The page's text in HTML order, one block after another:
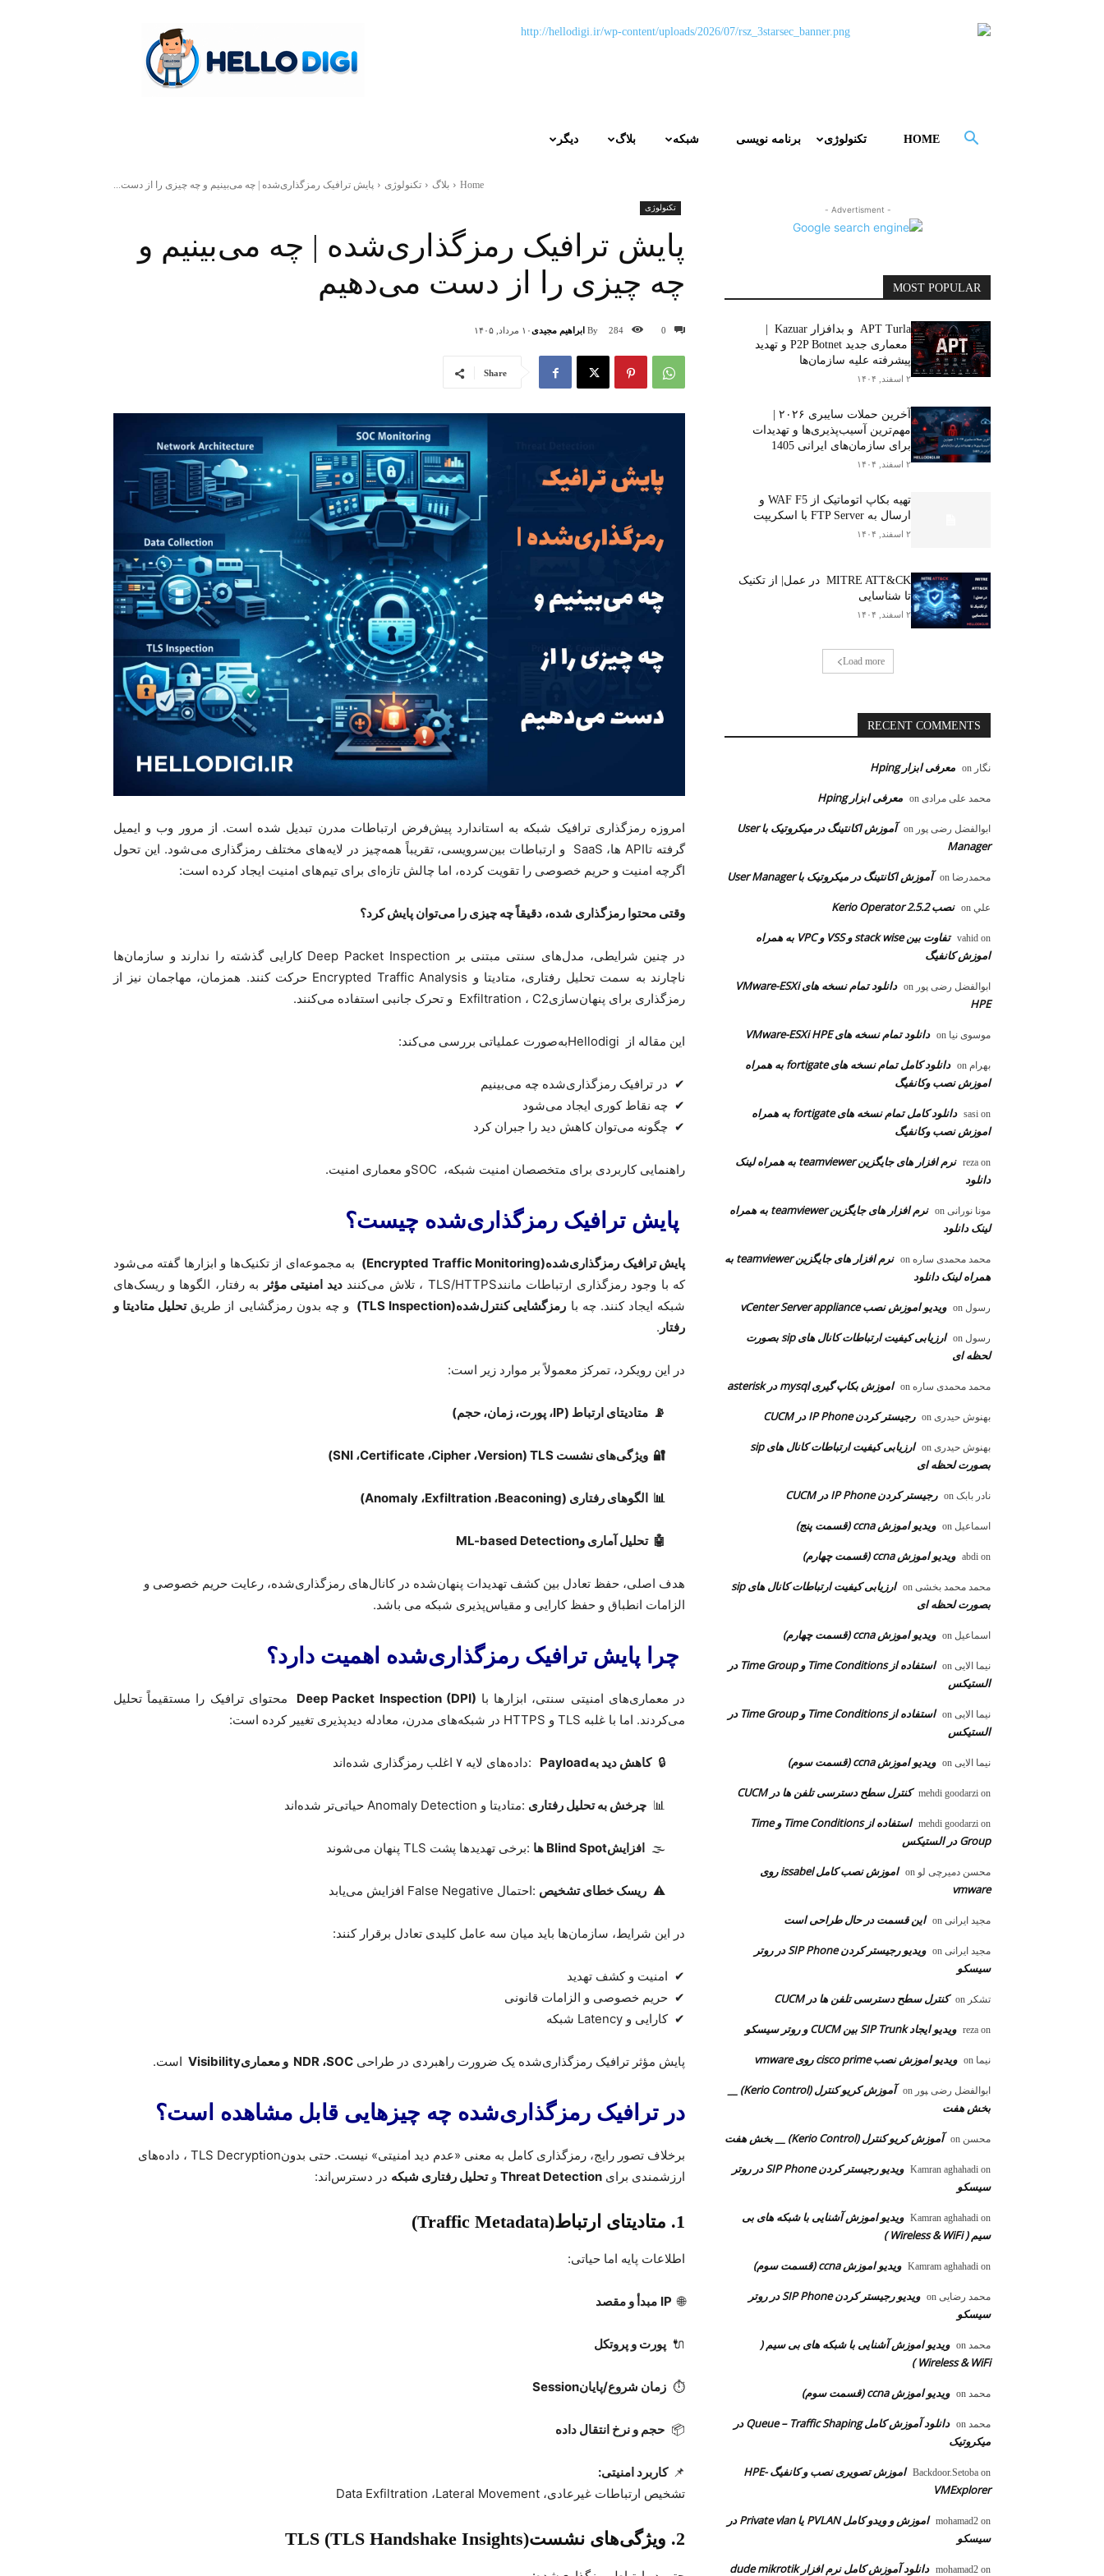
دیگر بلاگ شبکه برنامه نویسی تکنولوژی HOME
Home بلاگ تکنولوژی پایش ترافیک رمزگذاری‌شده | چه می‌بینیم و چه چیزی را از دست...
تکنولوژی
پایش ترافیک رمزگذاری‌شده | چه می‌بینیم و
چه چیزی را از دست می‌دهیم
By ابراهیم مجیدی۱۰ مرداد, ۱۴۰۵ 0
284
Share
امروزه رمزگذاری ترافیک شبکه به استاندارد پیش‌فرض ارتباطات مدرن تبدیل شده است. از مرور وب و ایمیل
گرفته تاAPI ها، SaaS
و ارتباطات بین‌سرویسی، تقریباً همه‌چیز در لایه‌های مختلف رمزگذاری می‌شود. این تحول
اگرچه امنیت و حریم خصوصی را تقویت کرده، اما چالش تازه‌ای برای تیم‌های امنیت ایجاد کرده است:
وقتی محتوا رمزگذاری شده، دقیقاً چه چیزی را می‌توان پایش کرد؟
در چنین شرایطی، مدل‌های سنتی مبتنی بر Deep Packet Inspectionکارایی گذشته را ندارند و سازمان‌ها
ناچارند به سمت تحلیل رفتاری، متادیتا و Encrypted Traffic Analysis حرکت کنند. همزمان، مهاجمان نیز از
رمزگذاری برای پنهان‌سازیC2 ، Exfiltration و تحرک جانبی استفاده می‌کنند.
این مقاله از Hellodigiبه‌صورت عملیاتی بررسی می‌کند:
✔ در ترافیک رمزگذاری‌شده چه می‌بینیم
✔ چه نقاط کوری ایجاد می‌شود
✔ چگونه می‌توان کاهش دید را جبران کرد
راهنمایی کاربردی برای متخصصان امنیت شبکه، SOCو معماری امنیت.
پایش ترافیک رمزگذاری‌شده چیست؟
پایش ترافیک رمزگذاری‌شده(Encrypted Traffic Monitoring) به مجموعه‌ای از تکنیک‌ها و ابزارها گفته می‌شود
که با وجود رمزگذاری ارتباطات مانندTLS/HTTPS ، تلاش می‌کننددید امنیتی مؤثر به رفتار، الگوها و ریسک‌های
شبکه ایجاد کنند. چه با رمزگشایی کنترل‌شده(TLS Inspection) و چه بدون رمزگشایی از طریقتحلیل متادیتا و
رفتار .
در این رویکرد، تمرکز معمولاً بر موارد زیر است:
📡 متادیتای ارتباط (
IP، پورت، زمان، حجم)
🔐 ویژگی‌های نشست TLS
(
Version، Cipher، Certificate، SNI
)
📊 الگوهای رفتاری (
Beaconing، Exfiltration، Anomaly
)
🤖 تحلیل آماری وML-based Detection
هدف اصلی، حفظ تعادل بین کشف تهدیدات پنهان‌شده در کانال‌های رمزگذاری‌شده، رعایت حریم خصوصی و
الزامات انطباق و حفظ کارایی و مقیاس‌پذیری شبکه می باشد.
چرا پایش ترافیک رمزگذاری‌شده اهمیت دارد؟
در معماری‌های امنیتی سنتی، ابزارها با Deep Packet Inspection (DPI)
محتوای ترافیک را مستقیماً تحلیل
می‌کردند. اما با غلبه TLS و HTTPS در شبکه‌های مدرن، معادله دیدپذیری تغییر کرده است:
🔒 کاهش دید بهPayload
:داده‌های لایه ۷ اغلب رمزگذاری شده‌اند
📊 چرخش به تحلیل رفتاری :متادیتا و Anomaly Detection حیاتی‌تر شده‌اند
🌫 افزایشBlind Spot ها :برخی تهدیدها پشت TLS پنهان می‌شوند
⚠ ریسک خطای تشخیص :احتمال False Negative افزایش می‌یابد
در این شرایط، سازمان‌ها باید میان سه عامل کلیدی تعادل برقرار کنند:
✔ امنیت و کشف تهدید
✔ حریم خصوصی و الزامات قانونی
✔ کارایی و Latency شبکه
پایش مؤثر ترافیک رمزگذاری‌شده یک ضرورت راهبردی در طراحی SOC، NDR و معماریVisibility است.
در ترافیک رمزگذاری‌شده چه چیزهایی قابل مشاهده است؟
برخلاف تصور رایج، رمزگذاری کامل به معنی «عدم دید امنیتی» نیست. حتی بدونTLS Decryption ، داده‌های
ارزشمندی برای Threat Detection وتحلیل رفتاری شبکه در دسترس‌اند:
1. متادیتای ارتباط (Traffic Metadata)
اطلاعات پایه اما حیاتی:
🌐
IP مبدأ و مقصد
🔌 پورت و پروتکل
⏱ زمان شروع/پایانSession
📦 حجم و نرخ انتقال داده
📌 کاربرد امنیتی:
تشخیص ارتباطات غیرعادی، Lateral Movement، Data Exfiltration
2
. ویژگی‌های نشستTLS (TLS Handshake Insights)
- Advertisment -
MOST POPULAR
معماری جدید P2P Botnet و تهدید
پیشرفته علیه سازمان‌ها
۲ اسفند, ۱۴۰۴
مهم‌ترین آسیب‌پذیری‌ها و تهدیدات
برای سازمان‌های ایرانی 1405
۲ اسفند, ۱۴۰۴
تهیه بکاپ اتوماتیک از WAF F5 و
ارسال به FTP Server با اسکریپت
۲ اسفند, ۱۴۰۴
MITRE ATT&CK در عمل| از تکنیک
تا شناسایی
۲ اسفند, ۱۴۰۴
Load more
RECENT COMMENTS
نگار معرفی ابزار Hping
محمد علی مرادی معرفی ابزار Hping
ابوالفضل رضی پور
آموزش اکانتینگ در میکروتیک با User
Manager
محمدرضا آموزش اکانتینگ در میکروتیک با User Manager
علي نصب Kerio Operator 2.5.2
vahid on
تفاوت بین stack wise و VSS و VPC به همراه
اموزش کانفیگ
ابوالفضل رضی پور
دانلود تمام نسخه های VMware-ESXi
HPE
موسوی نیا دانلود تمام نسخه های VMware-ESXi HPE
بهرام
دانلود کامل تمام نسخه های fortigate به همراه
اموزش نصب وکانفیگ
sasi on
دانلود کامل تمام نسخه های fortigate به همراه
اموزش نصب وکانفیگ
reza on
نرم افزار های جایگزین teamviewer به همراه لینک
دانلود
مونا نورانی
نرم افزار های جایگزین teamviewer به همراه
لینک دانلود
محمد محمدی ساره
نرم افزار های جایگزین teamviewer به
همراه لینک دانلود
رسول ویدیو اموزش نصب vCenter Server appliance
رسول
ارزیابی کیفیت ارتباطات کانال های sip بصورت
لحظه ای
محمد محمدی ساره اموزش بکاپ گیری mysql در asterisk
بهنوش حیدری رجیستر کردن IP Phone در CUCM
بهنوش حیدری
ارزیابی کیفیت ارتباطات کانال های sip
بصورت لحظه ای
نادر بابک رجیستر کردن IP Phone در CUCM
اسماعیل ویدیو اموزش ccna (قسمت پنج)
abdi on ویدیو اموزش ccna (قسمت چهارم)
محمد محمد بخشی
ارزیابی کیفیت ارتباطات کانال های sip
بصورت لحظه ای
اسماعیل ویدیو اموزش ccna (قسمت چهارم)
نیما الایی
استفاده از Time Conditions و Time Group در
الستیکس
نیما الایی
استفاده از Time Conditions و Time Group در
الستیکس
نیما الایی ویدیو اموزش ccna (قسمت سوم)
mehdi goodarzi on کنترل سطح دسترسی تلفن ها در CUCM
mehdi goodarzi on
استفاده از Time Conditions و Time
Group در الستیکس
محسن دمیرچی لو
اموزش نصب کامل issabel روی
vmware
مجید ایرانی این قسمت در حال طراحی است
مجید ایرانی
ویدیو رجیستر کردن SIP Phone در روتر
سیسکو
تشکر کنترل سطح دسترسی تلفن ها در CUCM
reza on ویدیو ایجاد SIP Trunk بین CUCM و روتر سیسکو
نیما ویدیو اموزش نصب cisco prime روی vmware
ابوالفضل رضی ‍‍پور
آموزش کریو کنترل (Kerio Control) __
بخش هفت
محسن آموزش کریو کنترل (Kerio Control) __ بخش هفت
Kamran aghahadi on
ویدیو رجیستر کردن SIP Phone در روتر
سیسکو
Kamran aghahadi on
ویدیو اموزش آشنایی با شبکه های بی
سیم ( Wireless & WiFi )
Kamram aghahadi on ویدیو اموزش ccna (قسمت سوم)
محمد رضایی
ویدیو رجیستر کردن SIP Phone در روتر
سیسکو
محمد
ویدیو اموزش آشنایی با شبکه های بی سیم (
Wireless & WiFi )
محمد ویدیو اموزش ccna (قسمت سوم)
محمد
دانلود آموزش کامل Queue – Traffic Shaping در
میکروتیک
Backdoor.Setoba on
اموزش تصویری نصب و کانفیگ HPE-
VMExplorer
mohamad2 on
اموزش و ویدو کامل PVLAN یا Private vlan در
سیسکو
mohamad2 on دانلود آموزش کامل نرم افزار dude mikrotik